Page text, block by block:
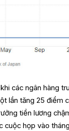
các ngân hàng
lần tăng 25 điểm
tiền lương
cuộc họp vào